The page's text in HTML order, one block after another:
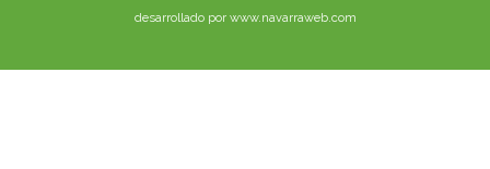
desarrollado por www.navarraweb.com